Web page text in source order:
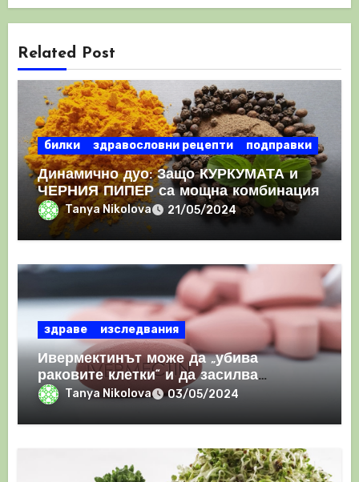
Related Post
билки здравословни рецепти подправки
Динамично дуо: Защо КУРКУМАТА и
ЧЕРНИЯ ПИПЕР са мощна комбинация
Tanya Nikolova 21/05/2024
здраве изследвания
Ивермектинът може да „убива
раковите клетки“ и да засилва
имунния отговор
Tanya Nikolova 03/05/2024